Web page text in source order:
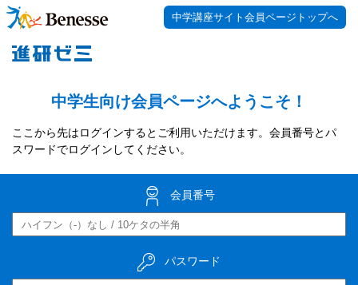
中学講座サイト会員ページトップへ
中学生向け会員ページへようこそ！
ここから先はログインするとご利用いただけます。会員番号とパ
スワードでログインしてください。
会員番号
パスワード